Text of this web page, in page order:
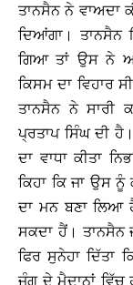
ਤਾਨਸੈਨ ਨੇ ਵਾਅਦਾ
ਦਿਆਂਗਾ। ਤਾਨਸੈਨ
ਗਿਆ ਤਾਂ ਉਸ ਨੇ
ਕਿਸਮ ਦਾ ਵਿਹਾਰ
ਤਾਨਸੈਨ ਨੇ ਸਾਰੀ
ਪ੍ਰਤਾਪ ਸਿੰਘ ਦੀ
ਦਾ ਵਾਧਾ ਕੀਤਾ
ਕਿਹਾ ਕਿ ਜਾ ਉਸ
ਦਾ ਮਨ ਬਣਾ
ਸਕਦਾ ਹੈਂ। ਤਾਨਸੈਨ
ਫਿਰ ਸੁਨੇਹਾ ਦਿੱਤਾ
ਜੰਗ ਦੇ ਮੈਦਾਨਾਂ ਵਿੱਚ